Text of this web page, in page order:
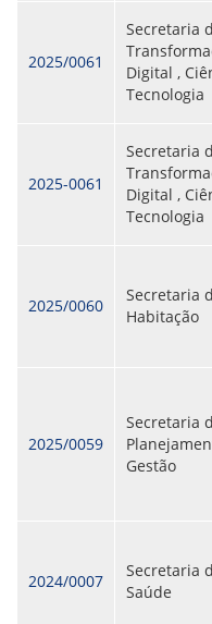
PARECERES
PUBLICAÇÕES
PORTARIAS
RESOLUÇÕES
ATAS DA CIPA
ATAS E
ATAS DO
2025/0061
Secretaria
Digital ,
Tecnologia
2025-0061
Secretaria
Digital ,
Tecnologia
2025/0060
Secretaria
Habitação
2025/0059
Secretaria
Gestão
2024/0007
Secretaria
Saúde